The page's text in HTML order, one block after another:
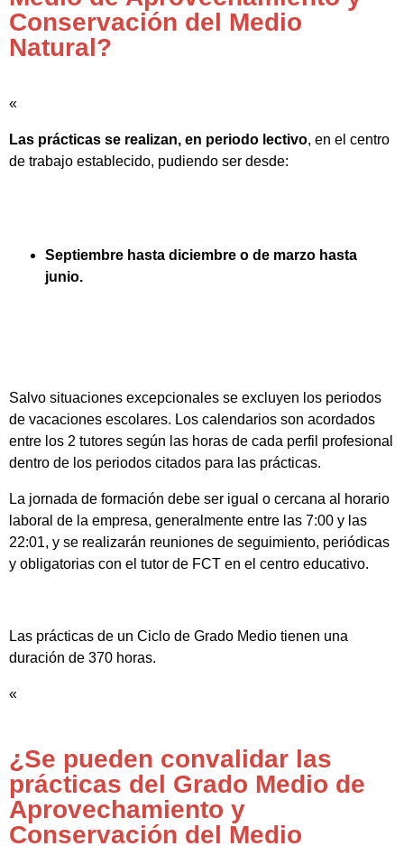
Conservación del Medio
Natural?
«
Las prácticas se realizan, en periodo lectivo, en el centro
de trabajo establecido, pudiendo ser desde:
Septiembre hasta diciembre o de marzo hasta
junio.
Salvo situaciones excepcionales se excluyen los periodos
de vacaciones escolares. Los calendarios son acordados
entre los 2 tutores según las horas de cada perfil profesional
dentro de los periodos citados para las prácticas.
La jornada de formación debe ser igual o cercana al horario
laboral de la empresa, generalmente entre las 7:00 y las
22:01, y se realizarán reuniones de seguimiento, periódicas
y obligatorias con el tutor de FCT en el centro educativo.
Las prácticas de un Ciclo de Grado Medio tienen una
duración de 370 horas.
«
¿Se pueden convalidar las
prácticas del Grado Medio de
Aprovechamiento y
Conservación del Medio